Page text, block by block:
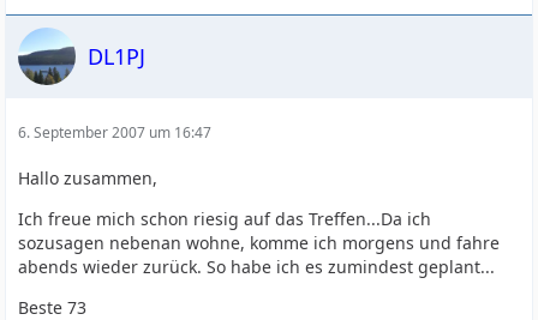
DL1PJ
6. September 2007 um 16:47
Hallo zusammen,
Ich freue mich schon riesig auf das Treffen...Da ich
sozusagen nebenan wohne, komme ich morgens und fahre
abends wieder zurück. So habe ich es zumindest geplant...
Beste 73